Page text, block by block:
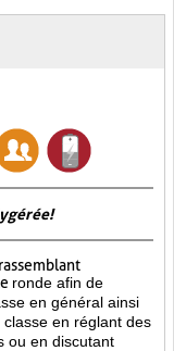
ronde afin de
en général ainsi
en réglant des
ou en discutant